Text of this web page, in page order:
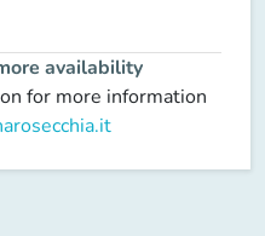
availability
for more information